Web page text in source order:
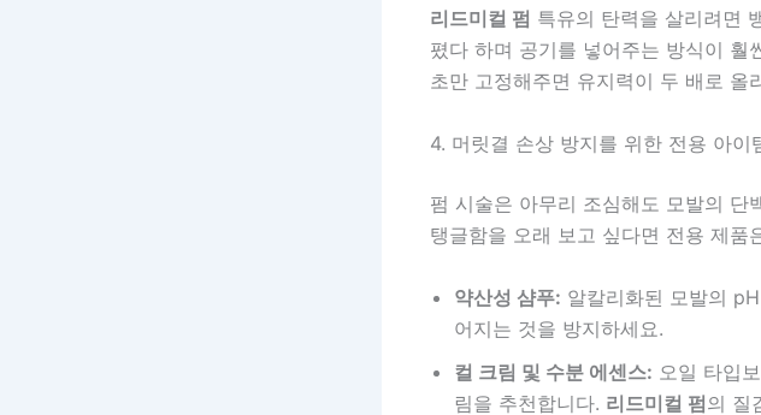
리드미컬 펌 특유의 탄력을 살리려면
폈다 하며 공기를 넣어주는 방식이 훨
초만 고정해주면 유지력이 두 배로 올
4. 머릿결 손상 방지를 위한 전용 아이
펌 시술은 아무리 조심해도 모발의 단
탱글함을 오래 보고 싶다면 전용 제품
약산성 샴푸: 알칼리화된 모발의
어지는 것을 방지하세요.
컬 크림 및 수분 에센스: 오일 타입
림을 추천합니다. 리드미컬 펌의 질